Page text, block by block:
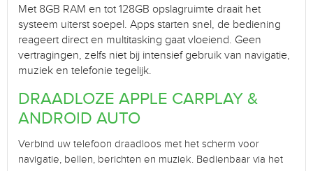
Met 8GB RAM en tot 128GB opslagruimte draait het
systeem uiterst soepel. Apps starten snel, de bediening
reageert direct en multitasking gaat vloeiend. Geen
vertragingen, zelfs niet bij intensief gebruik van navigatie,
muziek en telefonie tegelijk.
DRAADLOZE APPLE CARPLAY &
ANDROID AUTO
Verbind uw telefoon draadloos met het scherm voor
navigatie, bellen, berichten en muziek. Bedienbaar via het